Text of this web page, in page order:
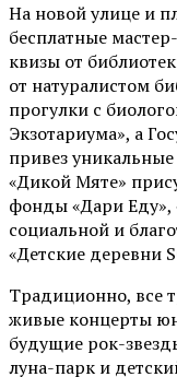
На новой улице и
бесплатные
квизы от
от натуралистом
прогулки с
Экзотариума», а
привез
«Дикой Мяте»
фонды «Дари Еду»,
социальной и
«Детские деревни
Традиционно, все
живые концерты
будущие рок-
луна-парк и